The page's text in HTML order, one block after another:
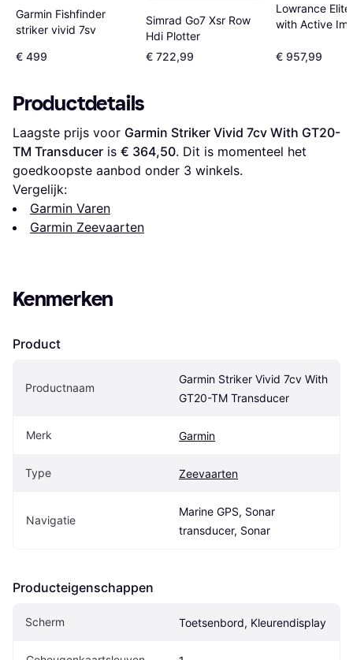
Garmin Fishfinder
striker vivid 7sv
€ 499
Simrad Go7 Xsr Row
Hdi Plotter
€ 722,99
Lowrance Elite
with Active
€ 957,99
Productdetails
Laagste prijs voor Garmin Striker Vivid 7cv With GT20-
TM Transducer is € 364,50. Dit is momenteel het
goedkoopste aanbod onder 3 winkels.
Vergelijk:
Garmin Varen
Garmin Zeevaarten
Kenmerken
Product
Productnaam
Garmin Striker Vivid 7cv With
GT20-TM Transducer
Merk Garmin
Type Zeevaarten
Navigatie
Marine GPS, Sonar
transducer, Sonar
Producteigenschappen
Scherm Toetsenbord, Kleurendisplay